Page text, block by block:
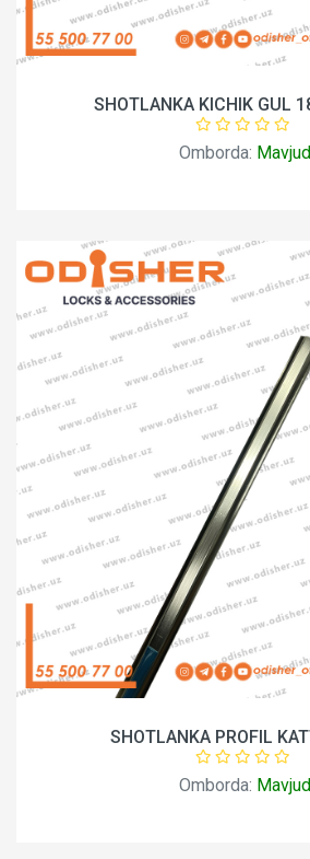
SHOTLANKA KICHIK GUL
Omborda: Mavjud
SHOTLANKA PROFIL
Omborda: Mavjud